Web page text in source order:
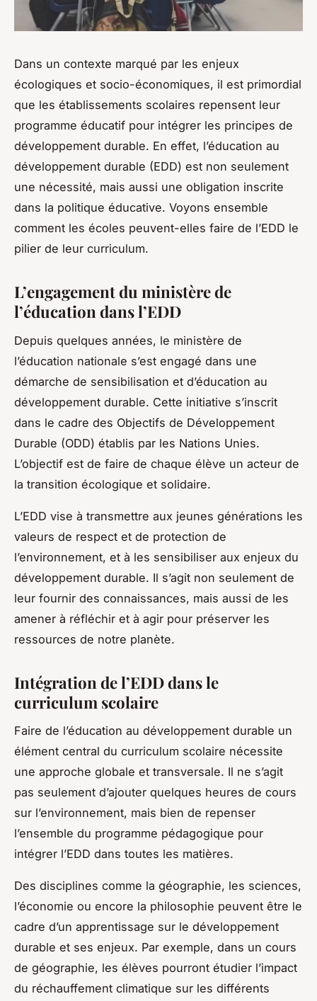
Dans un contexte marqué par les enjeux
écologiques et socio-économiques, il est primordial
que les établissements scolaires repensent leur
programme éducatif pour intégrer les principes de
développement durable. En effet, l’éducation au
développement durable (EDD) est non seulement
une nécessité, mais aussi une obligation inscrite
dans la politique éducative. Voyons ensemble
comment les écoles peuvent-elles faire de l’EDD le
pilier de leur curriculum.
L’engagement du ministère de
l’éducation dans l’EDD
Depuis quelques années, le ministère de
l’éducation nationale s’est engagé dans une
démarche de sensibilisation et d’éducation au
développement durable. Cette initiative s’inscrit
dans le cadre des Objectifs de Développement
Durable (ODD) établis par les Nations Unies.
L’objectif est de faire de chaque élève un acteur de
la transition écologique et solidaire.
L’EDD vise à transmettre aux jeunes générations les
valeurs de respect et de protection de
l’environnement, et à les sensibiliser aux enjeux du
développement durable. Il s’agit non seulement de
leur fournir des connaissances, mais aussi de les
amener à réfléchir et à agir pour préserver les
ressources de notre planète.
Intégration de l’EDD dans le
curriculum scolaire
Faire de l’éducation au développement durable un
élément central du curriculum scolaire nécessite
une approche globale et transversale. Il ne s’agit
pas seulement d’ajouter quelques heures de cours
sur l’environnement, mais bien de repenser
l’ensemble du programme pédagogique pour
intégrer l’EDD dans toutes les matières.
Des disciplines comme la géographie, les sciences,
l’économie ou encore la philosophie peuvent être le
cadre d’un apprentissage sur le développement
durable et ses enjeux. Par exemple, dans un cours
de géographie, les élèves pourront étudier l’impact
du réchauffement climatique sur les différents